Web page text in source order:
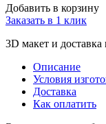
Добавить в корзину
Заказать в 1 клик
3D макет и
Описание
Условия
Доставка
Как оплатить